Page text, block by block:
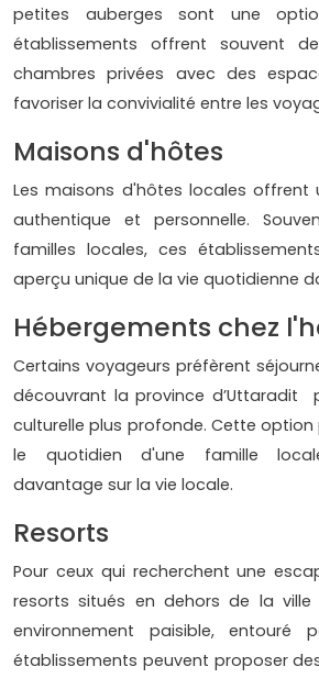
petites auberges sont une
établissements offrent souvent
chambres privées avec des
favoriser la convivialité entre les
Maisons d'hôtes
Les maisons d'hôtes locales offrent
authentique et personnelle.
familles locales, ces
aperçu unique de la vie quotidienne
Hébergements chez
Certains voyageurs préfèrent
découvrant la province d’Uttaradit
culturelle plus profonde. Cette
le quotidien d'une famille
davantage sur la vie locale.
Resorts
Pour ceux qui recherchent une
resorts situés en dehors de la
environnement paisible, entouré
établissements peuvent proposer